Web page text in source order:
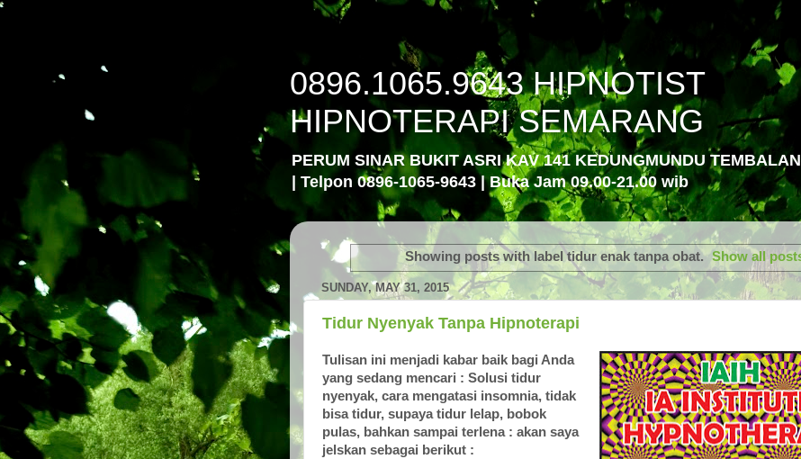
0896.1065.9643 HIPNOTIST
HIPNOTERAPI SEMARANG
PERUM SINAR BUKIT ASRI KAV 141 KEDUNGMUNDU
| Telpon 0896-1065-9643 | Buka Jam 09.00-21.00 wib
Showing posts with labeltidur enak tanpa obat. Show all
SUNDAY, MAY 31, 2015
Tidur Nyenyak Tanpa Hipnoterapi
Tulisan ini menjadi kabar baik bagi Anda
yang sedang mencari : Solusi tidur
nyenyak, cara mengatasi insomnia, tidak
bisa tidur, supaya tidur lelap, bobok
pulas, bahkan sampai terlena : akan saya
jelskan sebagai berikut :